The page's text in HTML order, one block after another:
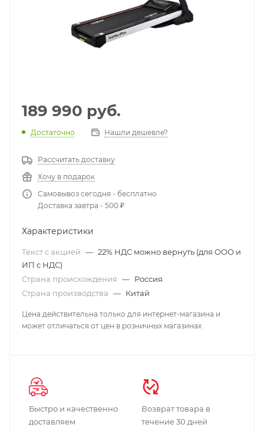
189 990 руб.
Достаточно Нашли дешевле?
Рассчитать доставку
Хочу в подарок
Самовывоз сегодня - бесплатно
Доставка завтра - 500 ₽
Характеристики
Текст с акцией — 22% НДС можно вернуть (для ООО и
ИП с НДС)
Страна происхождения — Россия
Страна производства — Китай
Цена действительна только для интернет-магазина и
может отличаться от цен в розничных магазинах
Быстро и качественно
доставляем
Возврат товара в
течение 30 дней